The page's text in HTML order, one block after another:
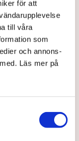
för att
till våra
som
och annons-
Läs mer på